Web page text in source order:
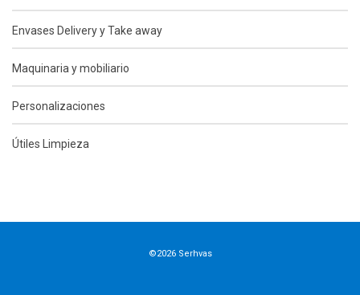
Envases Delivery y Take away
Maquinaria y mobiliario
Personalizaciones
Útiles Limpieza
©2026 Serhvas